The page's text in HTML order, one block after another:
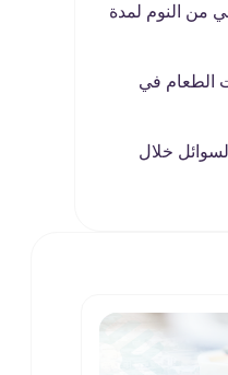
من النوم لمدة
الطعام في
خلال